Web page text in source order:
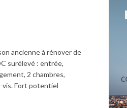
ancienne à rénover de
surélevé : entrée,
2 chambres,
vis. Fort potentiel